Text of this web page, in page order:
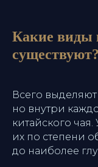
Какие виды
существуют?
Всего
но внутри
китайского
их по степени
до наиболее